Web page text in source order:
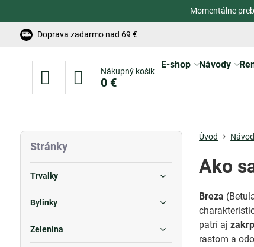
Momentálne
Doprava zadarmo nad 69 €
Nákupný košík
0 €
E-shop Návody
Úvod
Ako
Breza
patrí aj
rastom a
Stránky
Trvalky
Bylinky
Zelenina